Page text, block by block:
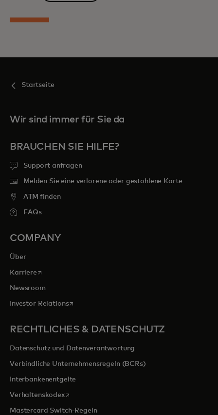
Startseite
Wir sind immer für Sie da
BRAUCHEN SIE HILFE?
Support anfragen
Melden Sie eine verlorene oder gestohlene Karte
ATM finden
FAQs
COMPANY
Über
Karrierewird in einer neuen Registerkarte geöffnet
Newsroom
Investor Relationswird in einer neuen Registerkarte geöffnet
RECHTLICHES & DATENSCHUTZ
Datenschutz und Datenverantwortung
Verbindliche Unternehmensregeln (BCRs)
Interbankenentgelte
Verhaltenskodexwird in einer neuen Registerkarte geöffnet
Mastercard Switch-Regeln